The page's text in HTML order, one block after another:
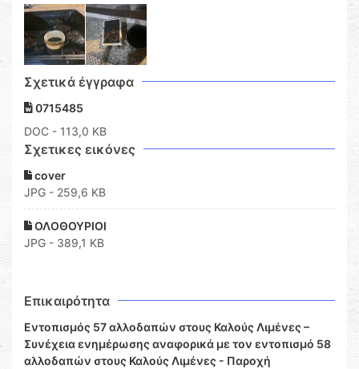
Σχετικά έγγραφα
0715485
DOC - 113,0 KB
Σχετικες εικόνες
cover
JPG - 259,6 KB
ΟΛΟΘΟΥΡΙΟΙ
JPG - 389,1 KB
Επικαιρότητα
Εντοπισμός 57 αλλοδαπών στους Καλούς Λιμένες –
Συνέχεια ενημέρωσης αναφορικά με τον εντοπισμό 58
αλλοδαπών στους Καλούς Λιμένες - Παροχή